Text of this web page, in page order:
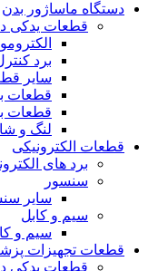
دستگاه ماساژور بدن
قطعات یدکی
برد
سایر
قطعات
قطعات
لنگ و
قطعات الکترونیکی
برد های
سنسور
سایر
سیم و کابل
سیم و
قطعات تجهیزات
قطعات یدکی